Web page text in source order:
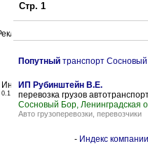
Стр. 1
Попутный транспорт
0.1
ИП Рубинштейн В.Е.
перевозка грузов
Сосновый Бор, Ленинградская
Авто грузоперевозки, перевозчики
- Индекс